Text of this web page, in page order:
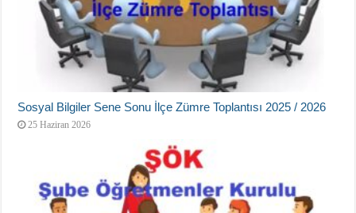
Sosyal Bilgiler Sene Sonu İlçe Zümre Toplantısı 2025 / 2026
25 Haziran 2026